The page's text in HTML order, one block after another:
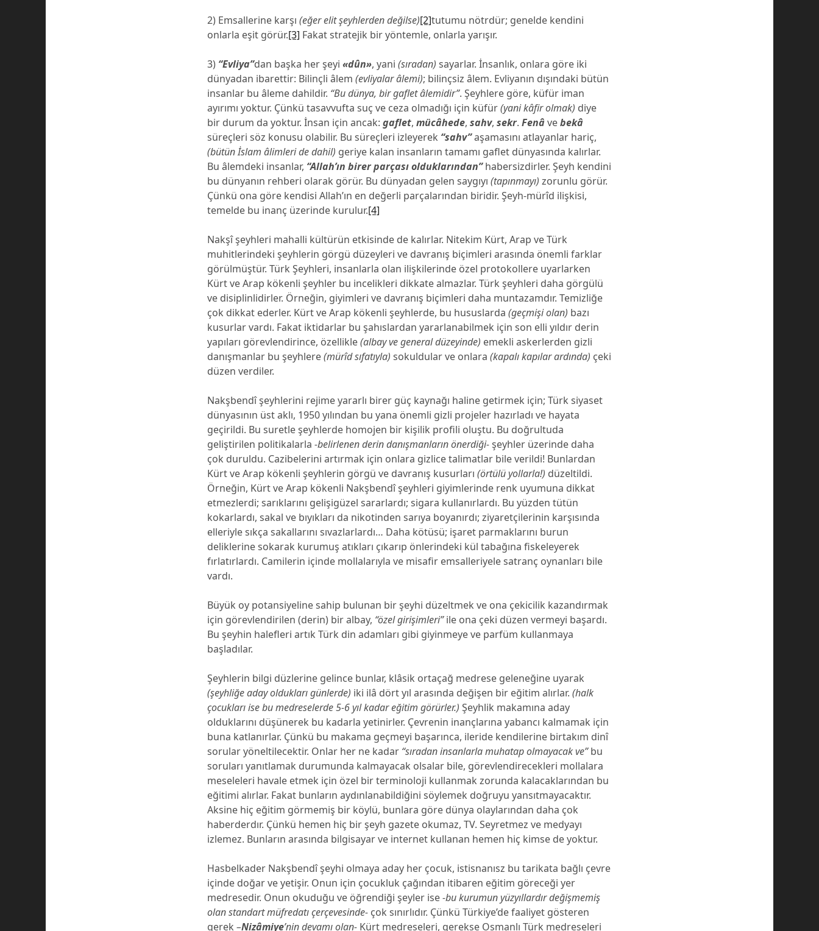
2) Emsallerine karşı(eğer elit şeyhlerden değilse)[2]tutumu nötrdür; genelde kendini
onlarla eşit görür.[3] Fakat stratejik bir yöntemle, onlarla yarışır.
3) “Evliya”dan başka her şeyi«dûn», yani(sıradan) sayarlar. İnsanlık, onlara göre iki
dünyadan ibarettir: Bilinçli âlem(evliyalar âlemi); bilinçsiz âlem. Evliyanın dışındaki bütün
insanlar bu âleme dahildir. “Bu dünya, bir gaflet âlemidir”. Şeyhlere göre, küfür iman
ayırımı yoktur. Çünkü tasavvufta suç ve ceza olmadığı için küfür(yani kâfir olmak) diye
bir durum da yoktur. İnsan için ancak:gaflet,mücâhede,sahv,sekr.Fenâ vebekâ
süreçleri söz konusu olabilir. Bu süreçleri izleyerek “sahv”aşamasını atlayanlar hariç,
(bütün İslam âlimleri de dahil) geriye kalan insanların tamamı gaflet dünyasında kalırlar.
Bu âlemdeki insanlar, “Allah’ın birer parçası olduklarından”habersizdirler. Şeyh kendini
bu dünyanın rehberi olarak görür. Bu dünyadan gelen saygıyı(tapınmayı) zorunlu görür.
Çünkü ona göre kendisi Allah’ın en değerli parçalarından biridir. Şeyh-mürîd ilişkisi,
temelde bu inanç üzerinde kurulur.[4]
Nakşî şeyhleri mahalli kültürün etkisinde de kalırlar. Nitekim Kürt, Arap ve Türk
muhitlerindeki şeyhlerin görgü düzeyleri ve davranış biçimleri arasında önemli farklar
görülmüştür. Türk Şeyhleri, insanlarla olan ilişkilerinde özel protokollere uyarlarken
Kürt ve Arap kökenli şeyhler bu incelikleri dikkate almazlar. Türk şeyhleri daha görgülü
ve disiplinlidirler. Örneğin, giyimleri ve davranış biçimleri daha muntazamdır. Temizliğe
çok dikkat ederler. Kürt ve Arap kökenli şeyhlerde, bu hususlarda(geçmişi olan) bazı
kusurlar vardı. Fakat iktidarlar bu şahıslardan yararlanabilmek için son elli yıldır derin
yapıları görevlendirince, özellikle(albay ve general düzeyinde) emekli askerlerden gizli
danışmanlar bu şeyhlere(mürîd sıfatıyla) sokuldular ve onlara(kapalı kapılar ardında) çeki
düzen verdiler.
Nakşbendî şeyhlerini rejime yararlı birer güç kaynağı haline getirmek için; Türk siyaset
dünyasının üst aklı, 1950 yılından bu yana önemli gizli projeler hazırladı ve hayata
geçirildi. Bu suretle şeyhlerde homojen bir kişilik profili oluştu. Bu doğrultuda
geliştirilen politikalarla-belirlenen derin danışmanların önerdiği-şeyhler üzerinde daha
çok duruldu. Cazibelerini artırmak için onlara gizlice talimatlar bile verildi! Bunlardan
Kürt ve Arap kökenli şeyhlerin görgü ve davranış kusurları(örtülü yollarla!) düzeltildi.
Örneğin, Kürt ve Arap kökenli Nakşbendî şeyhleri giyimlerinde renk uyumuna dikkat
etmezlerdi; sarıklarını gelişigüzel sararlardı; sigara kullanırlardı. Bu yüzden tütün
kokarlardı, sakal ve bıyıkları da nikotinden sarıya boyanırdı; ziyaretçilerinin karşısında
elleriyle sıkça sakallarını sıvazlarlardı… Daha kötüsü; işaret parmaklarını burun
deliklerine sokarak kurumuş atıkları çıkarıp önlerindeki kül tabağına fiskeleyerek
fırlatırlardı. Camilerin içinde mollalarıyla ve misafir emsalleriyele satranç oynanları bile
vardı.
Büyük oy potansiyeline sahip bulunan bir şeyhi düzeltmek ve ona çekicilik kazandırmak
için görevlendirilen (derin) bir albay, “özel girişimleri”ile ona çeki düzen vermeyi başardı.
Bu şeyhin halefleri artık Türk din adamları gibi giyinmeye ve parfüm kullanmaya
başladılar.
Şeyhlerin bilgi düzlerine gelince bunlar, klâsik ortaçağ medrese geleneğine uyarak
(şeyhliğe aday oldukları günlerde) iki ilâ dört yıl arasında değişen bir eğitim alırlar. (halk
çocukları ise bu medreselerde 5-6 yıl kadar eğitim görürler.) Şeyhlik makamına aday
olduklarını düşünerek bu kadarla yetinirler. Çevrenin inançlarına yabancı kalmamak için
buna katlanırlar. Çünkü bu makama geçmeyi başarınca, ileride kendilerine birtakım dinî
sorular yöneltilecektir. Onlar her ne kadar “sıradan insanlarla muhatap olmayacak ve”bu
soruları yanıtlamak durumunda kalmayacak olsalar bile, görevlendirecekleri mollalara
meseleleri havale etmek için özel bir terminoloji kullanmak zorunda kalacaklarından bu
eğitimi alırlar. Fakat bunların aydınlanabildiğini söylemek doğruyu yansıtmayacaktır.
Aksine hiç eğitim görmemiş bir köylü, bunlara göre dünya olaylarından daha çok
haberderdır. Çünkü hemen hiç bir şeyh gazete okumaz, TV. Seyretmez ve medyayı
izlemez. Bunların arasında bilgisayar ve internet kullanan hemen hiç kimse de yoktur.
Hasbelkader Nakşbendî şeyhi olmaya aday her çocuk, istisnanısz bu tarikata bağlı çevre
içinde doğar ve yetişir. Onun için çocukluk çağından itibaren eğitim göreceği yer
medresedir. Onun okuduğu ve öğrendiği şeyler ise-bu kurumun yüzyıllardır değişmemiş
olan standart müfredatı çerçevesinde- çok sınırlıdır. Çünkü Türkiye’de faaliyet gösteren
gerek–Nizâmiye’nin devamı olan- Kürt medreseleri, gerekse Osmanlı Türk medreseleri